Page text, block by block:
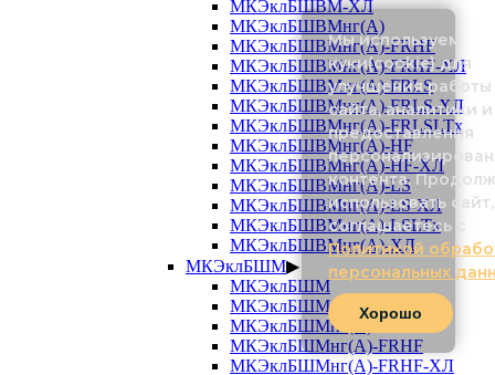
МКЭклБШВМ-ХЛ
МКЭклБШВМнг(А)
МКЭклБШВМнг(А)-FRHF
МКЭклБШВМнг(А)-FRHF-ХЛ
МКЭклБШВМнг(А)-FRLS
МКЭклБШВМнг(А)-FRLS-ХЛ
МКЭклБШВМнг(А)-FRLSLTx
МКЭклБШВМнг(А)-HF
МКЭклБШВМнг(А)-HF-ХЛ
МКЭклБШВМнг(А)-LS
МКЭклБШВМнг(А)-LS-ХЛ
МКЭклБШВМнг(А)-LSLTx
МКЭклБШВМнг(А)-ХЛ
МКЭклБШМ▶
МКЭклБШМ
МКЭклБШМ-ХЛ
МКЭклБШМнг(А)
МКЭклБШМнг(А)-FRHF
МКЭклБШМнг(А)-FRHF-ХЛ
Мы используем
куки(cookie) для
улучшения работы
сайта, аналитики и
предоставления
контента.
использовать
соглашаетесь с
Политикой
персональных
Хорошо